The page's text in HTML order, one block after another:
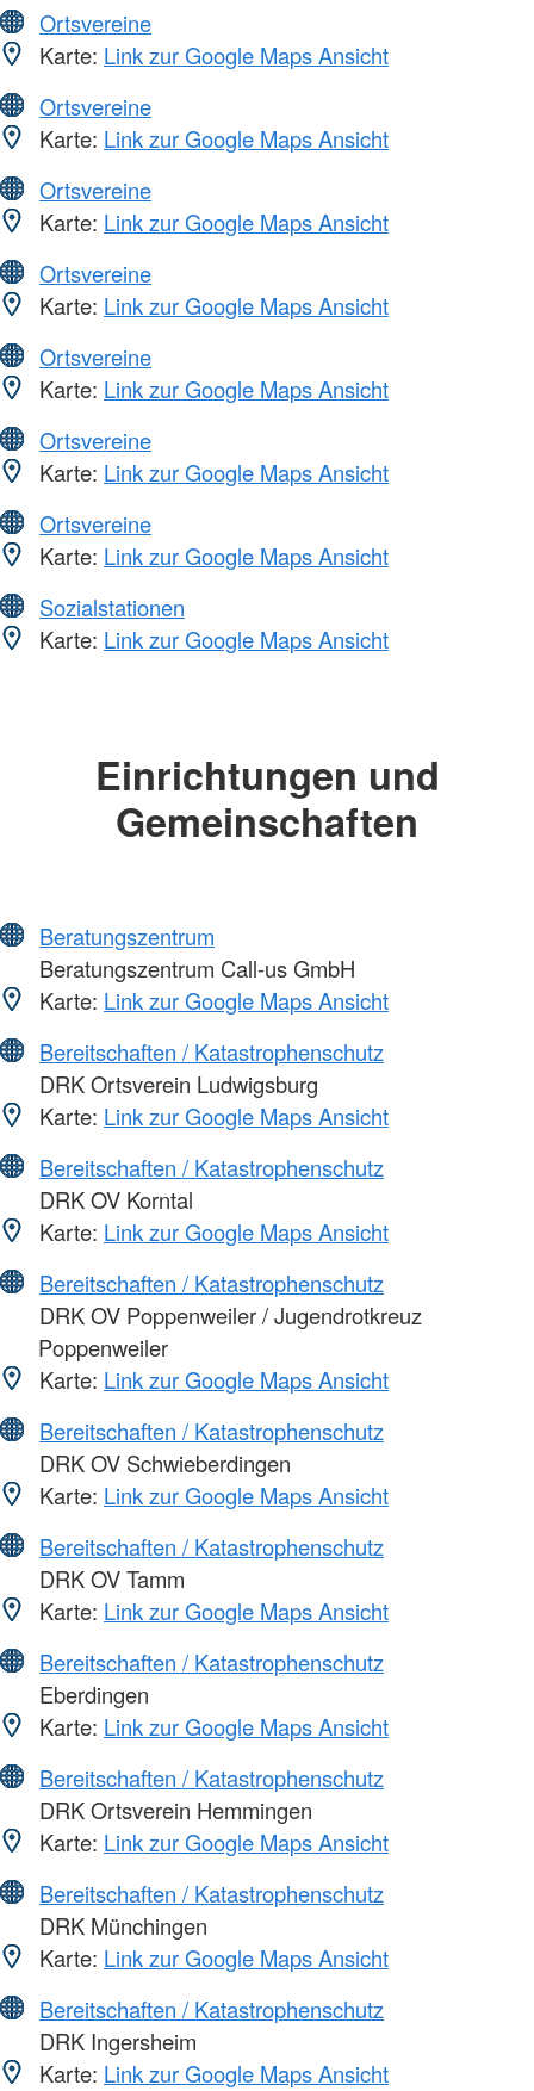
Ortsvereine
Karte: Link zur Google Maps Ansicht
Ortsvereine
Karte: Link zur Google Maps Ansicht
Ortsvereine
Karte: Link zur Google Maps Ansicht
Ortsvereine
Karte: Link zur Google Maps Ansicht
Ortsvereine
Karte: Link zur Google Maps Ansicht
Ortsvereine
Karte: Link zur Google Maps Ansicht
Ortsvereine
Karte: Link zur Google Maps Ansicht
Sozialstationen
Karte: Link zur Google Maps Ansicht
Einrichtungen und
Gemeinschaften
Beratungszentrum
Beratungszentrum Call-us GmbH
Karte: Link zur Google Maps Ansicht
Bereitschaften / Katastrophenschutz
DRK Ortsverein Ludwigsburg
Karte: Link zur Google Maps Ansicht
Bereitschaften / Katastrophenschutz
DRK OV Korntal
Karte: Link zur Google Maps Ansicht
Bereitschaften / Katastrophenschutz
DRK OV Poppenweiler / Jugendrotkreuz
Poppenweiler
Karte: Link zur Google Maps Ansicht
Bereitschaften / Katastrophenschutz
DRK OV Schwieberdingen
Karte: Link zur Google Maps Ansicht
Bereitschaften / Katastrophenschutz
DRK OV Tamm
Karte: Link zur Google Maps Ansicht
Bereitschaften / Katastrophenschutz
Eberdingen
Karte: Link zur Google Maps Ansicht
Bereitschaften / Katastrophenschutz
DRK Ortsverein Hemmingen
Karte: Link zur Google Maps Ansicht
Bereitschaften / Katastrophenschutz
DRK Münchingen
Karte: Link zur Google Maps Ansicht
Bereitschaften / Katastrophenschutz
DRK Ingersheim
Karte: Link zur Google Maps Ansicht